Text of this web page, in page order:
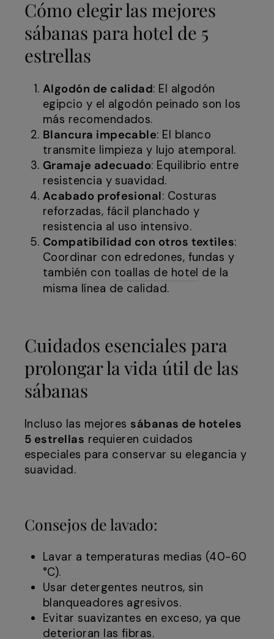
Cómo elegir las mejores
sábanas para hotel de 5
estrellas
Algodón de calidad: El algodón
egipcio y el algodón peinado son los
más recomendados.
Blancura impecable: El blanco
transmite limpieza y lujo atemporal.
Gramaje adecuado: Equilibrio entre
resistencia y suavidad.
Acabado profesional: Costuras
reforzadas, fácil planchado y
resistencia al uso intensivo.
Compatibilidad con otros textiles:
Coordinar con edredones, fundas y
también con toallas de hotel de la
misma línea de calidad.
Cuidados esenciales para
prolongar la vida útil de las
sábanas
Incluso las mejores sábanas de hoteles
5 estrellas requieren cuidados
especiales para conservar su elegancia y
suavidad.
Consejos de lavado:
Lavar a temperaturas medias (40-60
°C).
Usar detergentes neutros, sin
blanqueadores agresivos.
Evitar suavizantes en exceso, ya que
deterioran las fibras.